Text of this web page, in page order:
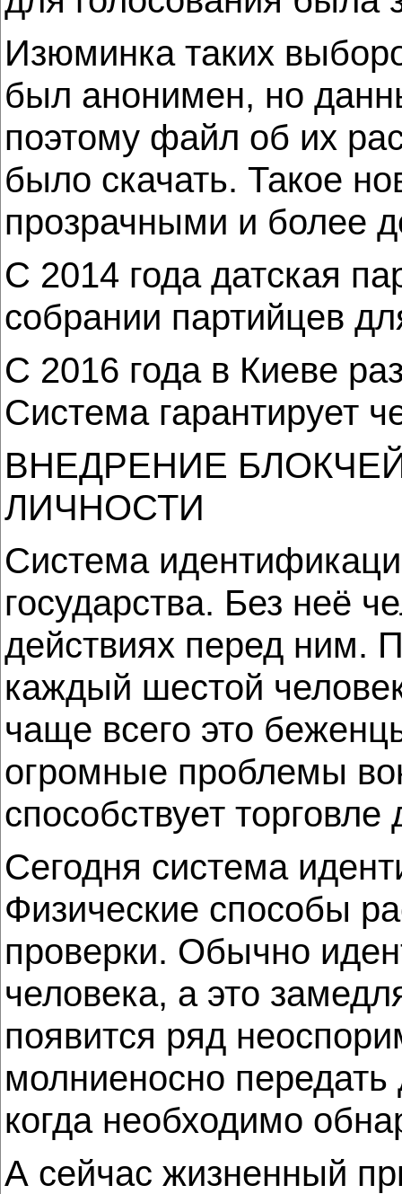
Изюминка таких
был анонимен, но
поэтому файл об их
было скачать. Такое
прозрачными и более
С 2014 года датская
собрании партийцев
С 2016 года в Киеве
Система гарантирует
ВНЕДРЕНИЕ
ЛИЧНОСТИ
Система
государства. Без неё
действиях перед ним.
каждый шестой
чаще всего это
огромные проблемы
способствует торговле
Сегодня система
Физические способы
проверки. Обычно
человека, а это
появится ряд
молниеносно передать
когда необходимо
А сейчас жизненный